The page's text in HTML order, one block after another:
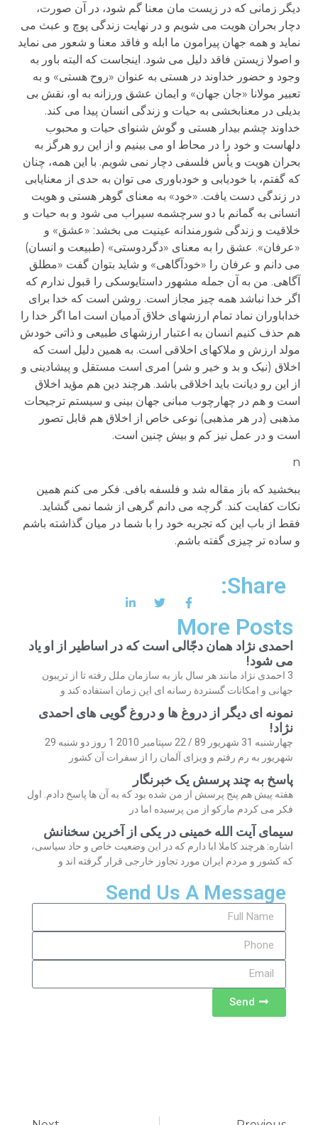
دیگر زمانی که در زیست مان معنا گم شود، در آن صورت،
دچار بحران هویت می شویم و در نهایت زندگی پوچ و عبث می
نماید و همه جهان پیرامون ما ابله و فاقد معنا و شعور می نماید
و اصولا زیستن فاقد دلیل می شود. اینجاست که البته باور به
وجود و حضور خداوند در هستی به عنوان «روح هستی» و به
تعبیر مولانا «جان جهان» و ایمان عشق ورزانه به او، نقش بی
بدیلی در معنابخشی به حیات و زندگی انسان پیدا می کند.
خداوند چشم بیدار هستی و گوش شنوای حیات و محبوب
دلهاست و خود را در محاط او می بینیم و از این رو هرگز به
بحران هویت و یأس فلسفی دچار نمی شویم. با این همه، چنان
که گفتم، با خودیابی و خودباوری می توان به حدی از معنایابی
در زندگی دست یافت. «خود» به معنای گوهر هستی و هویت
انسانی به گمانم با دو سرچشمه سیراب می شود و به حیات و
خلاقیت و زندگی شورمندانه عینیت می بخشد: «عشق» و
«عرفان». عشق را به معنای «دگردوستی» (طبیعت و انسان)
می دانم و عرفان را «خودآگاهی» و شاید بتوان گفت «مطلق
آگاهی. من به آن جمله مشهور داستایوسکی را قبول ندارم که
اگر خدا نباشد همه چیز مجاز است. روشن است که خدا برای
خداباوران نماد تمام ارزشهای خلاق آدمیان است اما اگر خدا را
هم حذف کنیم انسان به اعتبار ارزشهای طبیعی و ذاتی خودش
مولد ارزش و ملاکهای اخلاقی است. به همین دلیل است که
اخلاق (نیک و بد و خیر و شر) امری است مستقل و پیشادینی و
از این رو دیانت باید اخلاقی باشد. هرچند دین هم مؤید اخلاق
است و هم در چهارچوب مبانی جهان بینی و سیستم ترجیحات
مذهبی (در هر مذهبی) نوعی خاص از اخلاق هم قابل تصور
است و در عمل نیز کم و بیش چنین است.
n
ببخشید که باز مقاله شد و فلسفه بافی. فکر می کنم همین
نکات کفایت کند. گرچه می دانم گرهی از شما نمی گشاید.
فقط از باب این که تجربه خود را با شما در میان گذاشته باشم
و ساده تر چیزی گفته باشم.
Share:
More Posts
احمدی نژاد همان دجّالی است که در اساطیر از او یاد
می شود!
3 احمدی نژاد مانند هر سال باز به سازمان ملل رفته تا از تریبون
جهانی و امکانات گستردة رسانه ای این زمان استفاده کند و
نمونه ای دیگر از دروغ ها و دروغ گویی های احمدی
نژاد!
چهارشنبه 31 شهریور 89 / 22 سپتامبر 2010 1 روز دو شنبه 29
شهریور به رم رفتم و ویزای آلمان را از سفرات آن کشور
پاسخ به چند پرسش یک خبرنگار
هفته پیش هم پنج پرسش از من شده بود که به آن ها پاسخ دادم. اول
فکر می کردم مارکو از من پرسیده اما در
سیمای آیت الله خمینی در یکی از آخرین سخنانش
اشاره: هرچند کاملا ابا دارم که در این وضعیت خاص و حاد سیاسی،
که کشور و مردم ایران مورد تجاوز خارجی قرار گرفته اند و
Send Us A Message
Send